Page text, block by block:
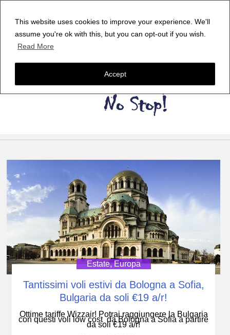
This website uses cookies to improve your experience. We'll
assume you're ok with this, but you can opt-out if you wish.
Read More
Accept
Estate,Europa
Tantissimi voli estivi da Bologna a Sofia,
Bulgaria da soli €19 a/r!
Ottime tariffe Wizzair! Potrai raggiungere la Bulgaria
con questi voli low cost da Bologna a Sofia a partire
da soli €19 a/r!